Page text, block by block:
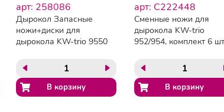
арт: 258086
Дырокол Запасные
ножи+диски для
дырокола KW-trio 9550
арт: C222448
Сменные ножи для
дырокола KW-trio
952/954, комплект 6